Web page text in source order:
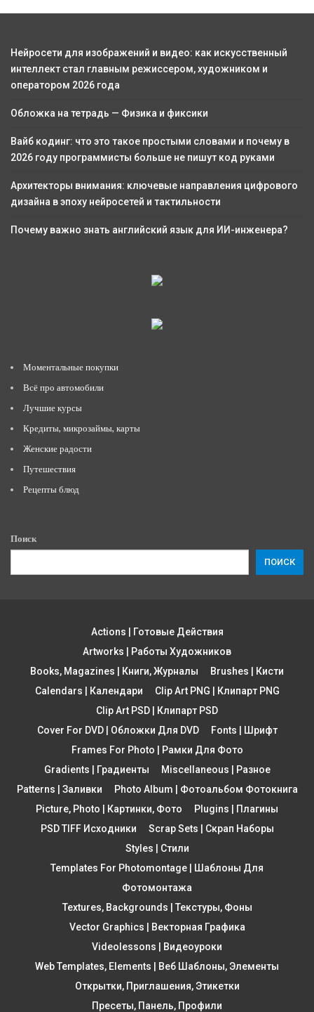
Нейросети для изображений и видео: как искусственный
интеллект стал главным режиссером, художником и
оператором 2026 года
Обложка на тетрадь — Физика и фиксики
Вайб кодинг: что это такое простыми словами и почему в
2026 году программисты больше не пишут код руками
Архитекторы внимания: ключевые направления цифрового
дизайна в эпоху нейросетей и тактильности
Почему важно знать английский язык для ИИ-инженера?
Моментальные покупки
Всё про автомобили
Лучшие курсы
Кредиты, микрозаймы, карты
Женские радости
Путешествия
Рецепты блюд
Поиск
ПОИСК
Actions | Готовые Действия
Artworks | Работы Художников
Books, Magazines | Книги, Журналы
Brushes | Кисти
Calendars | Календари
Clip Art PNG | Клипарт PNG
Clip Art PSD | Клипарт PSD
Cover For DVD | Обложки Для DVD
Fonts | Шрифт
Frames For Photo | Рамки Для Фото
Gradients | Градиенты
Miscellaneous | Разное
Patterns | Заливки
Photo Album | Фотоальбом Фотокнига
Picture, Photo | Картинки, Фото
Plugins | Плагины
PSD TIFF Исходники
Scrap Sets | Скрап Наборы
Styles | Стили
Templates For Photomontage | Шаблоны Для
Фотомонтажа
Textures, Backgrounds | Текстуры, Фоны
Vector Graphics | Векторная Графика
Videolessons | Видеоуроки
Web Templates, Elements | Веб Шаблоны, Элементы
Открытки, Приглашения, Этикетки
Пресеты, Панель, Профили